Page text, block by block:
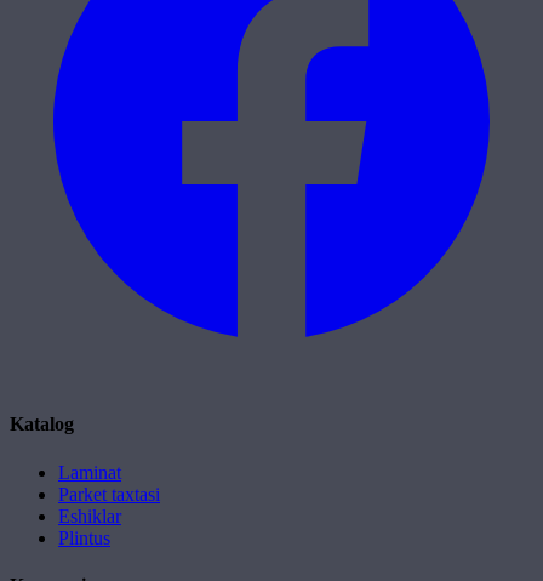
Katalog
Laminat
Parket taxtasi
Eshiklar
Plintus